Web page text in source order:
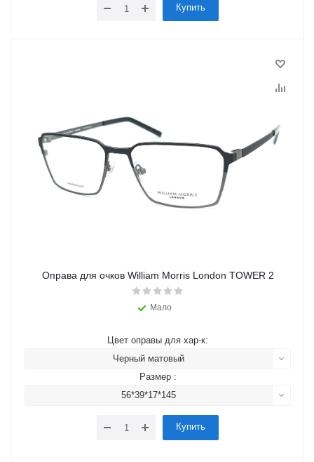
Купить
Оправа для очков William Morris London TOWER 2
Мало
Цвет оправы для хар-к:
Черный матовый
Размер :
56*39*17*145
Купить